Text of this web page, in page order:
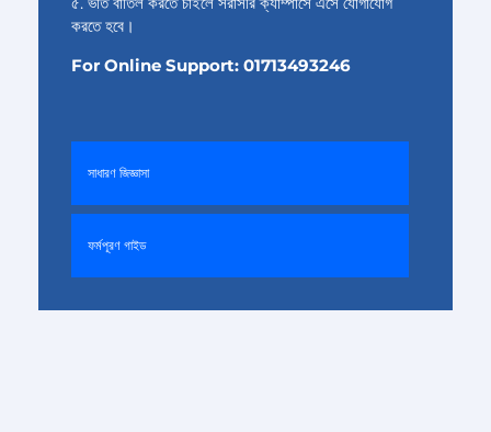
করতে হবে।
For Online Support: 01713493246
সাধারণ জিজ্ঞাসা
ফর্মপূরণ গাইড